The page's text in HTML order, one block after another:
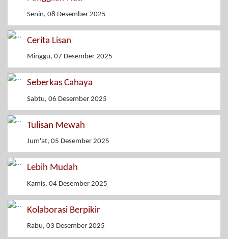
Senin, 08 Desember 2025
Cerita Lisan
Minggu, 07 Desember 2025
Seberkas Cahaya
Sabtu, 06 Desember 2025
Tulisan Mewah
Jum'at, 05 Desember 2025
Lebih Mudah
Kamis, 04 Desember 2025
Kolaborasi Berpikir
Rabu, 03 Desember 2025